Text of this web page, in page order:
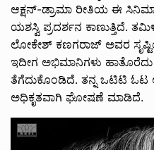
ಆಕ್ಷನ್-ಡ್ರಾಮಾ ರೀತಿಯ ಈ
ಯಶಸ್ವಿ ಪ್ರದರ್ಶನ ಕಾಣುತ್ತಿದೆ.
ಲೋಕೇಶ್ ಕಣಗರಾಜ್ ಅವರ
ಇದೀಗ ಅಭಿಮಾನಿಗಳು ಹಾತೊರೆದು
ತೆಗೆದುಕೊಂಡಿದೆ. ತನ್ನ ಒಟಿಟಿ ಓಟ
ಅಧಿಕೃತವಾಗಿ ಘೋಷಣೆ ಮಾಡಿದೆ.